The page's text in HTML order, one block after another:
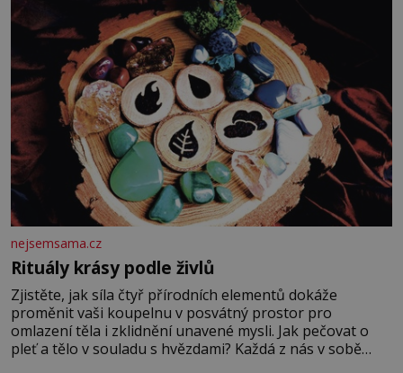
nejsemsama.cz
Rituály krásy podle živlů
Zjistěte, jak síla čtyř přírodních elementů dokáže
proměnit vaši koupelnu v posvátný prostor pro
omlazení těla i zklidnění unavené mysli. Jak pečovat o
pleť a tělo v souladu s hvězdami? Každá z nás v sobě